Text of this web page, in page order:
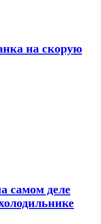
на скорую
самом деле